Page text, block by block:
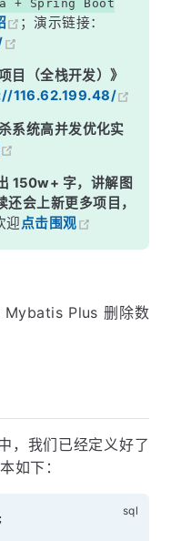
+ Spring Boot
；演示链接：
目（全栈开发）》
116.62.199.48/
系统高并发优化实
150w+ 字，讲解图
会上新更多项目，
迎点击围观
Mybatis Plus 删除数
，我们已经定义好了
如下：
;